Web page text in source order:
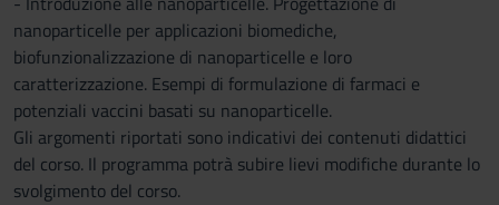
nanoparticelle per applicazioni biomediche,
biofunzionalizzazione di nanoparticelle e loro
caratterizzazione. Esempi di formulazione di farmaci e
potenziali vaccini basati su nanoparticelle.
Gli argomenti riportati sono indicativi dei contenuti didattici
del corso. Il programma potrà subire lievi modifiche durante lo
svolgimento del corso.